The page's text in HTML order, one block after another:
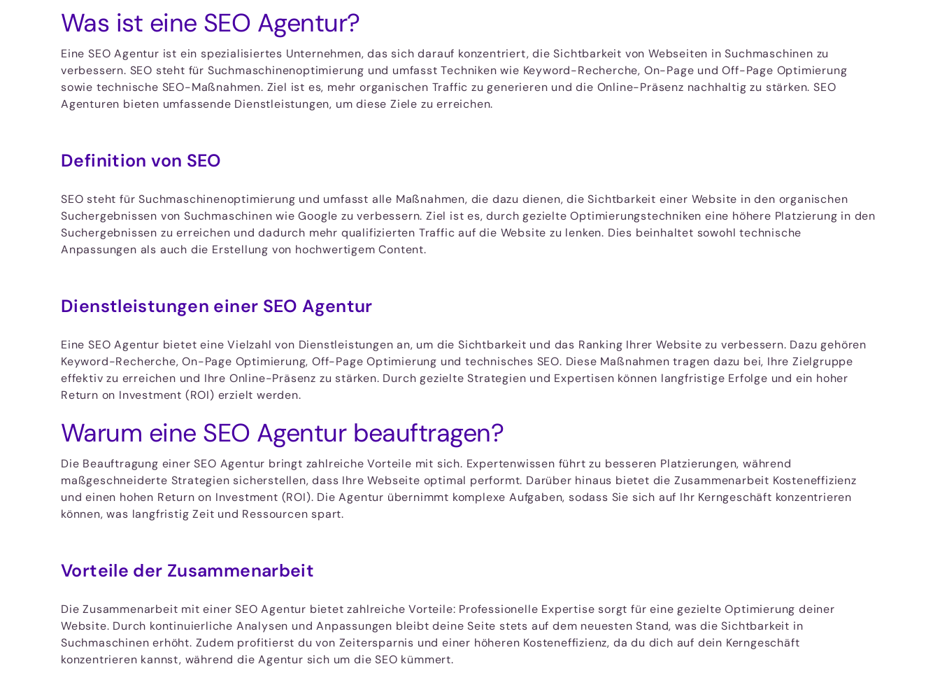
Was ist eine SEO Agentur?
Eine SEO Agentur ist ein spezialisiertes Unternehmen, das sich darauf konzentriert, die Sichtbarkeit von Webseiten in Suchmaschinen zu
verbessern. SEO steht für Suchmaschinenoptimierung und umfasst Techniken wie Keyword-Recherche, On-Page und Off-Page Optimierung
sowie technische SEO-Maßnahmen. Ziel ist es, mehr organischen Traffic zu generieren und die Online-Präsenz nachhaltig zu stärken. SEO
Agenturen bieten umfassende Dienstleistungen, um diese Ziele zu erreichen.
Definition von SEO
SEO steht für Suchmaschinenoptimierung und umfasst alle Maßnahmen, die dazu dienen, die Sichtbarkeit einer Website in den organischen
Suchergebnissen von Suchmaschinen wie Google zu verbessern. Ziel ist es, durch gezielte Optimierungstechniken eine höhere Platzierung in den
Suchergebnissen zu erreichen und dadurch mehr qualifizierten Traffic auf die Website zu lenken. Dies beinhaltet sowohl technische
Anpassungen als auch die Erstellung von hochwertigem Content.
Dienstleistungen einer SEO Agentur
Eine SEO Agentur bietet eine Vielzahl von Dienstleistungen an, um die Sichtbarkeit und das Ranking Ihrer Website zu verbessern. Dazu gehören
Keyword-Recherche, On-Page Optimierung, Off-Page Optimierung und technisches SEO. Diese Maßnahmen tragen dazu bei, Ihre Zielgruppe
effektiv zu erreichen und Ihre Online-Präsenz zu stärken. Durch gezielte Strategien und Expertisen können langfristige Erfolge und ein hoher
Return on Investment (ROI) erzielt werden.
Warum eine SEO Agentur beauftragen?
Die Beauftragung einer SEO Agentur bringt zahlreiche Vorteile mit sich. Expertenwissen führt zu besseren Platzierungen, während
maßgeschneiderte Strategien sicherstellen, dass Ihre Webseite optimal performt. Darüber hinaus bietet die Zusammenarbeit Kosteneffizienz
und einen hohen Return on Investment (ROI). Die Agentur übernimmt komplexe Aufgaben, sodass Sie sich auf Ihr Kerngeschäft konzentrieren
können, was langfristig Zeit und Ressourcen spart.
Vorteile der Zusammenarbeit
Die Zusammenarbeit mit einer SEO Agentur bietet zahlreiche Vorteile: Professionelle Expertise sorgt für eine gezielte Optimierung deiner
Website. Durch kontinuierliche Analysen und Anpassungen bleibt deine Seite stets auf dem neuesten Stand, was die Sichtbarkeit in
Suchmaschinen erhöht. Zudem profitierst du von Zeitersparnis und einer höheren Kosteneffizienz, da du dich auf dein Kerngeschäft
konzentrieren kannst, während die Agentur sich um die SEO kümmert.